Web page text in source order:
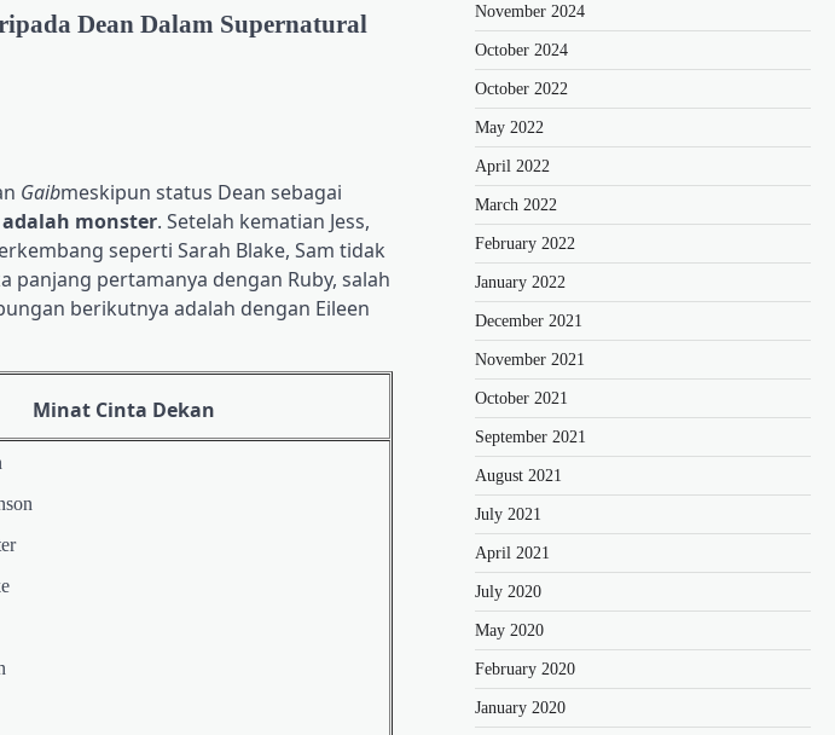
Dean Dalam Supernatural
Gaibmeskipun status Dean sebagai
monster. Setelah kematian Jess,
seperti Sarah Blake, Sam tidak
pertamanya dengan Ruby, salah
berikutnya adalah dengan Eileen
Minat Cinta Dekan
November 2024
October 2024
October 2022
May 2022
April 2022
March 2022
February 2022
January 2022
December 2021
November 2021
October 2021
September 2021
August 2021
July 2021
April 2021
July 2020
May 2020
February 2020
January 2020